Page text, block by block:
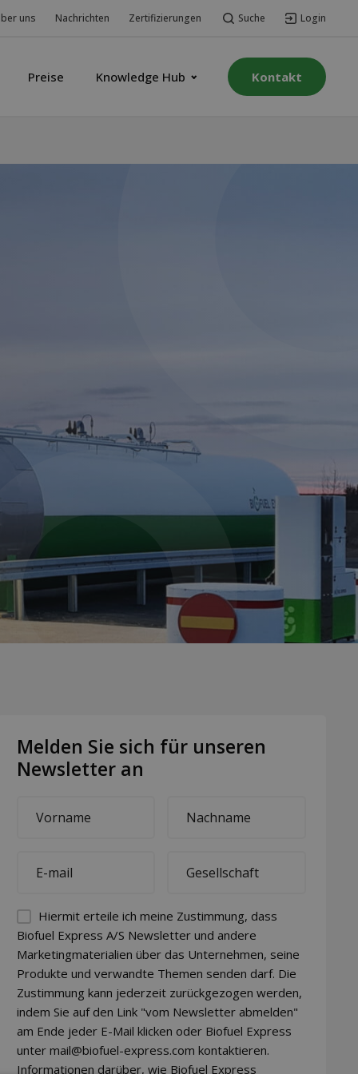
uns Nachrichten Zertifizierungen Suche Login
Preise Knowledge Hub Kontakt
Melden Sie sich für unseren
Newsletter an
name
name
mail
Permission
(visible)
*
Hiermit erteile ich meine Zustimmung, dass
Biofuel Express A/S Newsletter und andere
Marketingmaterialien über das Unternehmen, seine
Produkte und verwandte Themen senden darf. Die
Zustimmung kann jederzeit zurückgezogen werden,
indem Sie auf den Link "vom Newsletter abmelden"
am Ende jeder E-Mail klicken oder Biofuel Express
unter mail@biofuel-express.com kontaktieren.
Informationen darüber, wie Biofuel Express